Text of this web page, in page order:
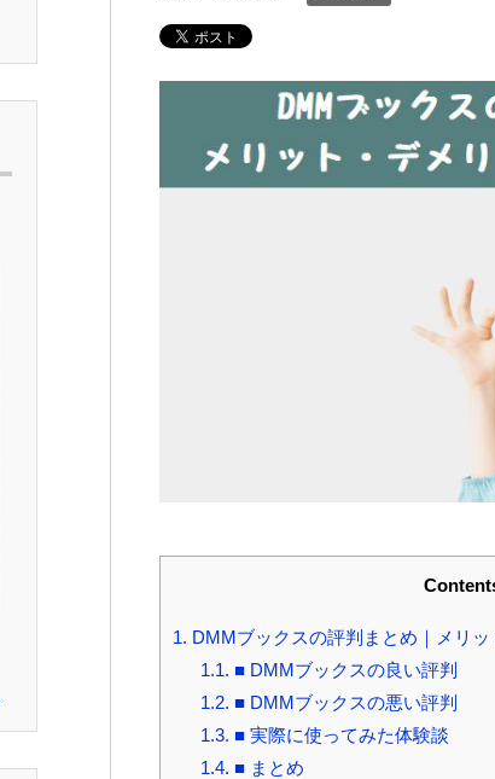
1. DMMブックスの評判まとめ｜メリ
1.1. ■ DMMブックスの良い評判
1.2. ■ DMMブックスの悪い評判
1.3. ■ 実際に使ってみた体験談
1.4. ■ まとめ